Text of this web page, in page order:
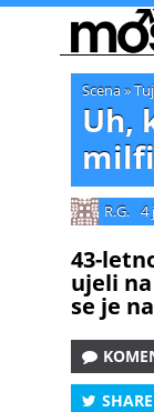
Scena»
Uh,
R.G. 4
43-
ujeli
se je
SHARE